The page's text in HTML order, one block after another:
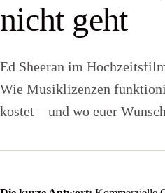
nicht geht
Ed Sheeran im
Wie Musiklizenzen
kostet – und wo euer